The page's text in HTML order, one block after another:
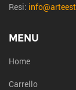
Resi:
MENU
Home
Carrello